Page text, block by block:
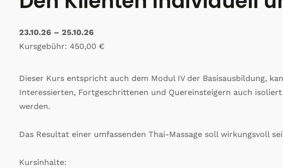
23.10.26 – 25.10.26
Kursgebühr: 450,00 €
Dieser Kurs entspricht auch dem Modul IV der Basisausbildung,
Interessierten, Fortgeschrittenen und Quereinsteigern auch
werden.
Das Resultat einer umfassenden Thai-Massage soll wirkungsvoll
Kursinhalte: